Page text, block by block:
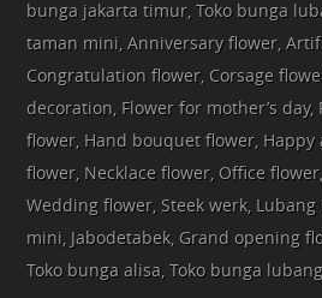
bunga jakarta timur, Toko bunga
taman mini, Anniversary flower,
Congratulation flower, Corsage
decoration, Flower for mother’s
flower, Hand bouquet flower,
flower, Necklace flower, Office
Wedding flower, Steek werk,
mini, Jabodetabek, Grand opening
Toko bunga alisa, Toko bunga